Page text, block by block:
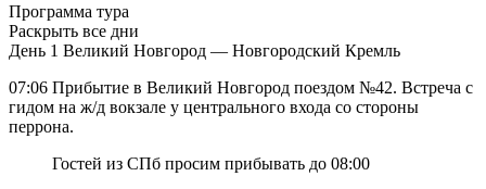
Программа тура
Раскрыть все дни
День 1 Великий Новгород — Новгородский Кремль
07:06 Прибытие в Великий Новгород поездом №42. Встреча с
гидом на ж/д вокзале у центрального входа со стороны
перрона.
Гостей из СПб просим прибывать до 08:00